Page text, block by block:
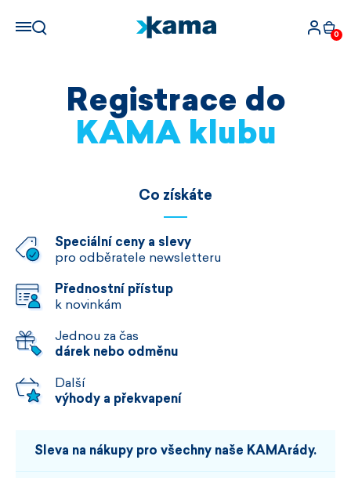
0
Registrace do
KAMA klubu
Co získáte
Speciální ceny a slevy
pro odběratele newsletteru
Přednostní přístup
k novinkám
Jednou za čas
dárek nebo odměnu
Další
výhody a překvapení
Sleva na nákupy pro všechny naše KAMArády.